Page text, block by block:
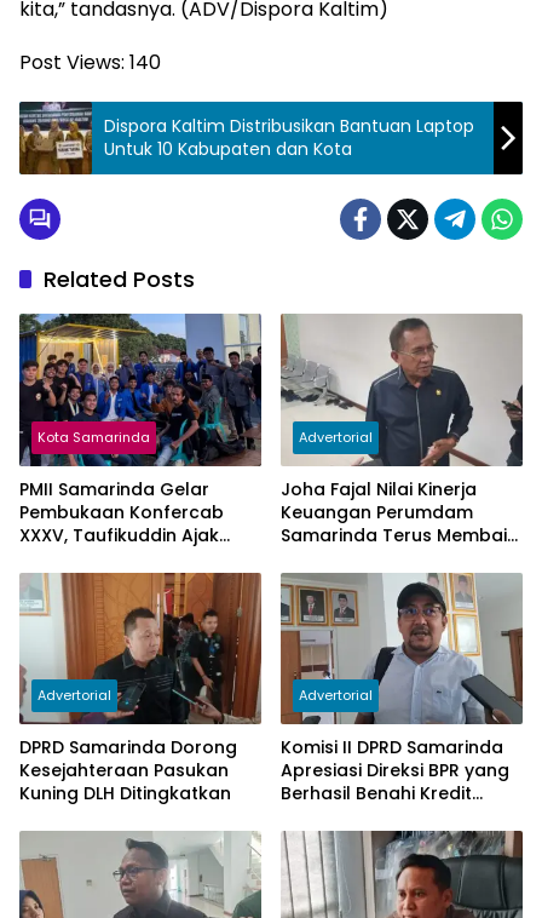
kita,” tandasnya. (ADV/Dispora Kaltim)
Post Views: 140
Dispora Kaltim Distribusikan Bantuan Laptop
Untuk 10 Kabupaten dan Kota
Related Posts
Kota Samarinda
PMII Samarinda Gelar
Pembukaan Konfercab
XXXV, Taufikuddin Ajak
Persatuan
Advertorial
Joha Fajal Nilai Kinerja
Keuangan Perumdam
Samarinda Terus Membaik,
Subsidi Berkurang
Advertorial
DPRD Samarinda Dorong
Kesejahteraan Pasukan
Kuning DLH Ditingkatkan
Advertorial
Komisi II DPRD Samarinda
Apresiasi Direksi BPR yang
Berhasil Benahi Kredit